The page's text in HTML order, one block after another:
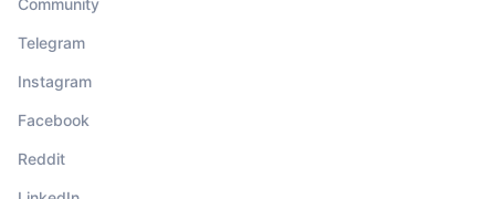
Telegram
Instagram
Facebook
Reddit